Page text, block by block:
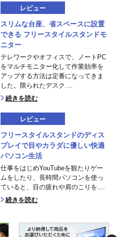
レビュー
スリムな台座、省スペースに設置
できる フリースタイルスタンドモ
ニター
テレワークやオフィスで、ノートPC
をマルチモニター化して作業効率を
アップする方法は定番になってきま
した。限られたデスク....
続きを読む
レビュー
フリースタイルスタンドのディス
プレイで目やカラダに優しい快適
パソコン生活
仕事をはじめYouTubeを観たりゲー
ムをしたり、長時間パソコンを使っ
ていると、目の疲れや肩のこりを....
続きを読む